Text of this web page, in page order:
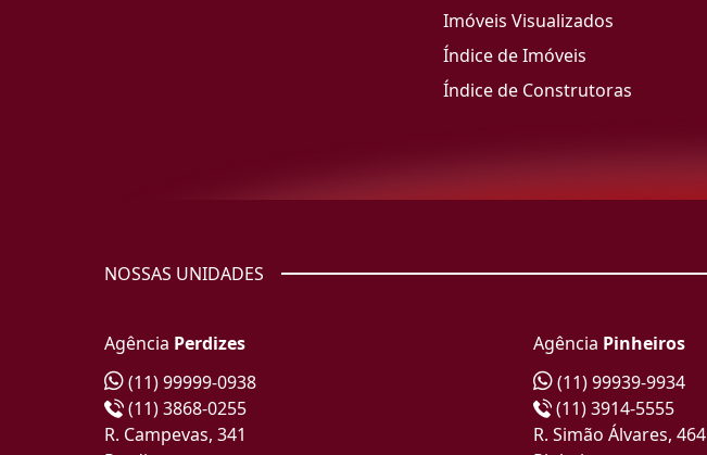
Imóveis Visualizados
Índice de Imóveis
Índice de Construtoras
NOSSAS UNIDADES
Agência Perdizes
(11) 99999-0938
(11) 3868-0255
R. Campevas, 341
Agência Pinheiros
(11) 99939-9934
(11) 3914-5555
R. Simão Álvares, 464